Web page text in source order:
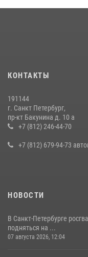
КОНТАКТЫ
191144
г. Санкт Петербург,
пр-кт Бакунина д. 10 а
+7 (812) 246-44-70
+7 (812) 679-94-73
НОВОСТИ
В Санкт-Петербурге
подняться на ...
07 августа 2026, 12:04